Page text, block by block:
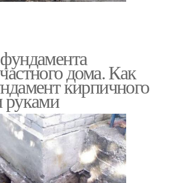
дома. Как
кирпичного
руками